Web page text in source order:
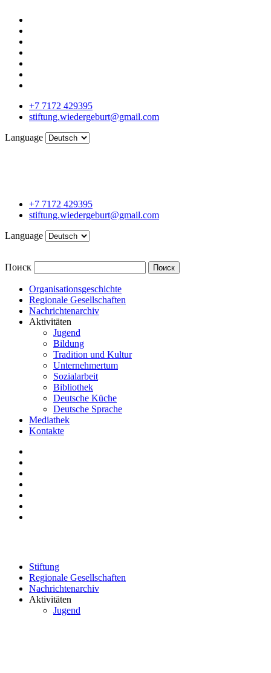
+7 7172 429395
stiftung.wiedergeburt@gmail.com
Language
+7 7172 429395
stiftung.wiedergeburt@gmail.com
Language
Поиск Поиск
Organisationsgeschichte
Regionale Gesellschaften
Nachrichtenarchiv
Aktivitäten
Jugend
Bildung
Tradition und Kultur
Unternehmertum
Sozialarbeit
Bibliothek
Deutsche Küche
Deutsche Sprache
Mediathek
Kontakte
Stiftung
Regionale Gesellschaften
Nachrichtenarchiv
Aktivitäten
Jugend